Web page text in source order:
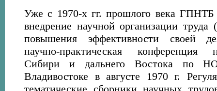
Уже с 1970-х гг. прошлого века ГПНТБ
внедрение научной организации
повышения эффективности своей
научно-практическая конференция
Сибири и дальнего Востока по
Владивостоке в августе 1970 г.